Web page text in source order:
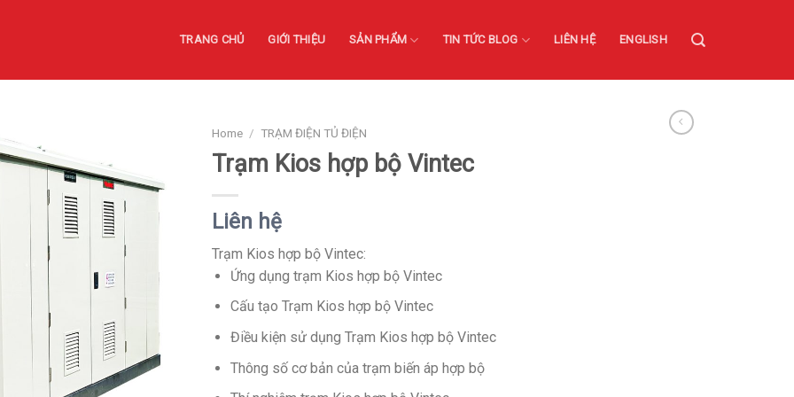
TRANG CHỦ GIỚI THIỆU SẢN PHẨM TIN TỨC BLOG LIÊN HỆ ENGLISH
Home / TRẠM ĐIỆN TỦ ĐIỆN
Trạm Kios hợp bộ Vintec
Liên hệ
Trạm Kios hợp bộ Vintec:
Ứng dụng trạm Kios hợp bộ Vintec
Cấu tạo Trạm Kios hợp bộ Vintec
Điều kiện sử dụng Trạm Kios hợp bộ Vintec
Thông số cơ bản của trạm biến áp hợp bộ